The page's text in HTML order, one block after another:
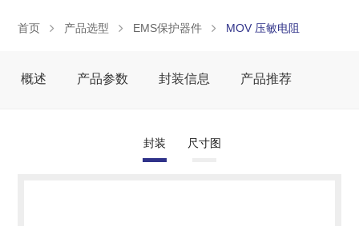
首页 产品选型 EMS保护器件 MOV 压敏电阻
概述 产品参数 封装信息 产品推荐
封装 尺寸图